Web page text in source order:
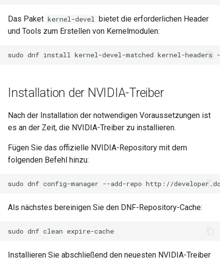
Troubleshooting
Das Paket kernel-devel bietet die erforderlichen Header
und Tools zum Erstellen von Kernelmodulen:
sudo dnf install kernel-devel-matched kernel-headers
Installation der NVIDIA-Treiber
Nach der Installation der notwendigen Voraussetzungen ist
es an der Zeit, die NVIDIA-Treiber zu installieren.
Fügen Sie das offizielle NVIDIA-Repository mit dem
folgenden Befehl hinzu:
sudo dnf config-manager --add-repo http://
Als nächstes bereinigen Sie den DNF-Repository-Cache:
sudo dnf clean
Installieren Sie abschließend den neuesten NVIDIA-Treiber